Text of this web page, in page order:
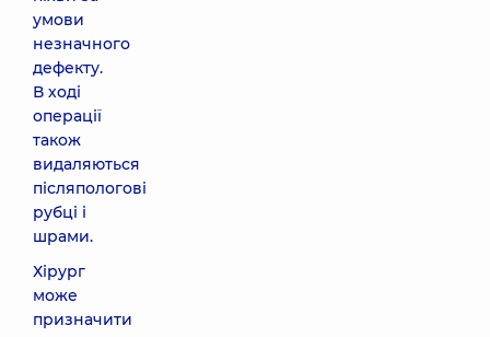
умови
незначного
дефекту.
В ході
операції
також
видаляються
післяпологові
рубці і
шрами.
Хірург
може
призначити